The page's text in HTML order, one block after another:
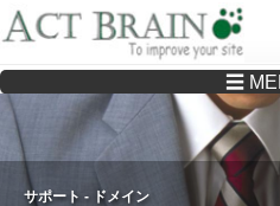
Drupalサイトの制作・保守をどこに頼んで
ださい
☰
サポート - ドメイン